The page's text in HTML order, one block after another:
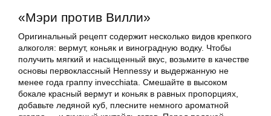
«Мэри против Вилли»
Оригинальный рецепт содержит несколько видов крепкого
алкоголя: вермут, коньяк и виноградную водку. Чтобы
получить мягкий и насыщенный вкус, возьмите в качестве
основы первоклассный Hennessy и выдержанную не
менее года граппу invecchiata. Смешайте в высоком
бокале красный вермут и коньяк в равных пропорциях,
добавьте ледяной куб, плесните немного ароматной